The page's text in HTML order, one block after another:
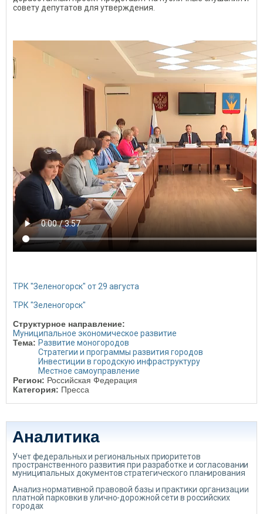
совету депутатов для утверждения.
ТРК "Зеленогорск" от 29 августа
ТРК "Зеленогорск"
Структурное направление:
Муниципальное экономическое развитие
Тема: Развитие моногородов
Стратегии и программы развития городов
Инвестиции в городскую инфраструктуру
Местное самоуправление
Регион: Российская Федерация
Категория: Пресса
Аналитика
Учет федеральных и региональных приоритетов
пространственного развития при разработке и согласовании
муниципальных документов стратегического планирования
Анализ нормативной правовой базы и практики организации
платной парковки в улично-дорожной сети в российских
городах